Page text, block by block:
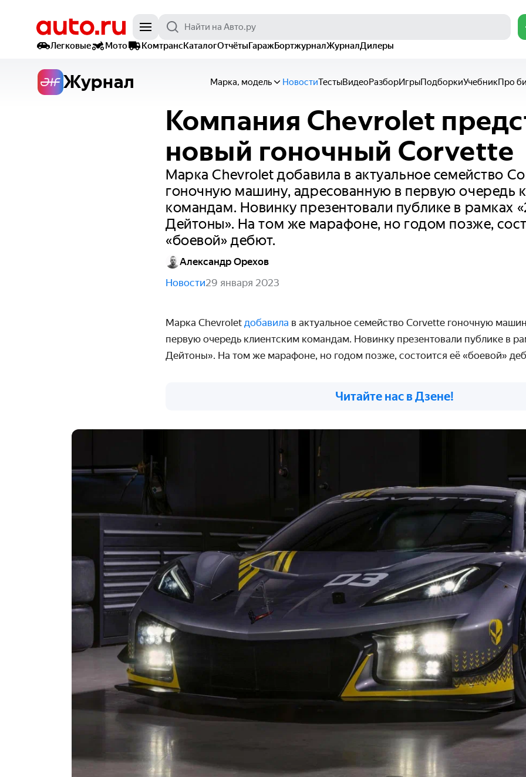
Легковые
Мото КомтрансКаталогОтчётыГаражБортжурналЖурналДилеры
Журнал Марка, модель НовостиТестыВидеоРазборИгрыПодборкиУчебникПро
Компания Chevrolet
новый гоночный Corvette
Марка Chevrolet добавила в актуальное семейство
гоночную машину, адресованную в первую очередь
командам. Новинку презентовали публике в рамках
Дейтоны». На том же марафоне, но годом позже,
«боевой» дебют.
Александр Орехов
Новости29 января 2023
Марка Chevrolet добавила в актуальное семейство Corvette гоночную
первую очередь клиентским командам. Новинку презентовали публике в
Дейтоны». На том же марафоне, но годом позже, состоится её «боевой»
Читайте нас в Дзене!